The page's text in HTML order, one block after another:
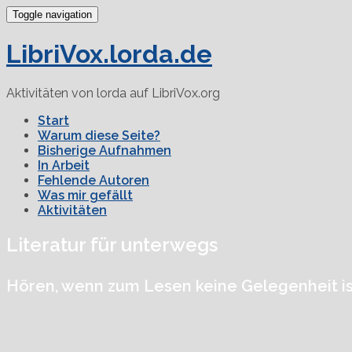
Toggle navigation
LibriVox.lorda.de
Aktivitäten von lorda auf LibriVox.org
Start
Warum diese Seite?
Bisherige Aufnahmen
In Arbeit
Fehlende Autoren
Was mir gefällt
Aktivitäten
Literatur für unterwegs
Hören, wenn zum Lesen keine Gelegenheit